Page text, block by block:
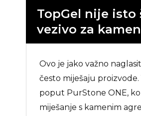
TopGel nije isto
vezivo za
Ovo je jako važno
često miješaju proizvode.
poput PurStone ONE,
miješanje s kamenim